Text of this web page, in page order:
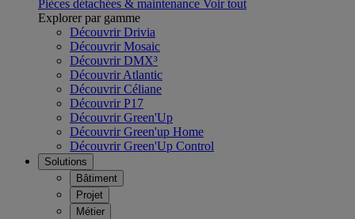
Pièces détachées & maintenance Voir tout
Explorer par gamme
Découvrir Drivia
Découvrir Mosaic
Découvrir DMX³
Découvrir Atlantic
Découvrir Céliane
Découvrir P17
Découvrir Green'Up
Découvrir Green'up Home
Découvrir Green'Up Control
Solutions
Bâtiment
Projet
Métier